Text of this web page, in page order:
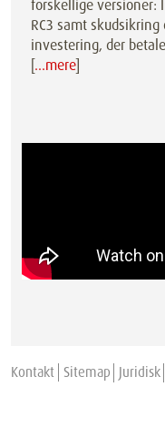
forskellige versioner:
RC3 samt
investering, der
[…mere]
Kontakt Sitemap Juridisk